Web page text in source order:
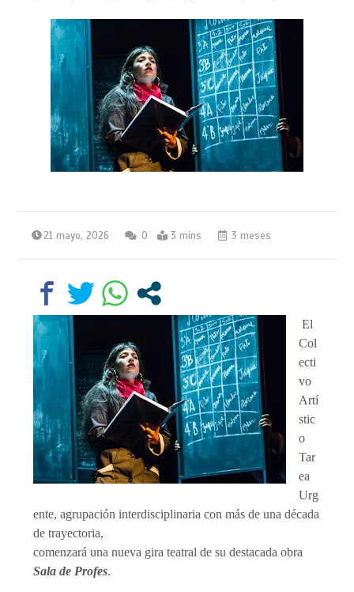
21 mayo, 2026 0 3 mins 3 meses
El
Col
ecti
vo
Artí
stic
o
Tar
ea
Urg
ente, agrupación interdisciplinaria con más de una década
de trayectoria,
comenzará una nueva gira teatral de su destacada obra
Sala de Profes.